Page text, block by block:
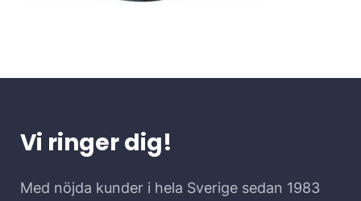
Vi ringer dig!
Med nöjda kunder i hela Sverige sedan 1983